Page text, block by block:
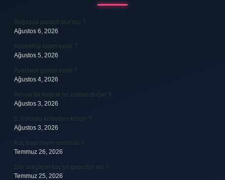
Boğazda parazit olur mu ?
Ağustos 6, 2026
Kubbet-ül-İslam nedir ?
Ağustos 5, 2026
Avarların görevi nedir ?
Ağustos 4, 2026
Adana’da kuyruk ne zaman doğar ?
Ağustos 3, 2026
5. Kolordu komutanı kimdir ?
Ağustos 3, 2026
Koç başı neyin sembolü ?
Temmuz 26, 2026
Sıfır araçların kaç yıl garantisi var ?
Temmuz 25, 2026